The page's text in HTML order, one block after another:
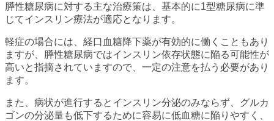
膵性糖尿病に対する主な治療策は、基本的に1型糖尿病に準
じてインスリン療法が適応となります。
軽症の場合には、経口血糖降下薬が有効的に働くこともあり
ますが、膵性糖尿病ではインスリン依存状態に陥る可能性が
高いと指摘されていますので、一定の注意を払う必要があり
ます。
また、病状が進行するとインスリン分泌のみならず、グルカ
ゴンの分泌量も低下するために容易に低血糖に陥りやすく、